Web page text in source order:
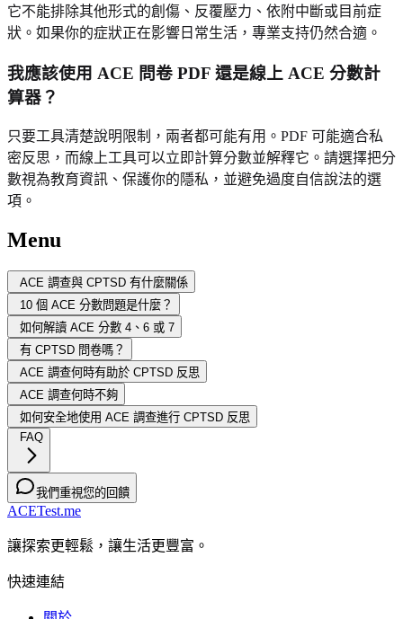
它不能排除其他形式的創傷、反覆壓力、依附中斷或目前症
狀。如果你的症狀正在影響日常生活，專業支持仍然合適。
我應該使用 ACE 問卷 PDF 還是線上 ACE 分數計
算器？
只要工具清楚說明限制，兩者都可能有用。PDF 可能適合私
密反思，而線上工具可以立即計算分數並解釋它。請選擇把分
數視為教育資訊、保護你的隱私，並避免過度自信說法的選
項。
Menu
ACE 調查與 CPTSD 有什麼關係
10 個 ACE 分數問題是什麼？
如何解讀 ACE 分數 4、6 或 7
有 CPTSD 問卷嗎？
ACE 調查何時有助於 CPTSD 反思
ACE 調查何時不夠
如何安全地使用 ACE 調查進行 CPTSD 反思
FAQ
我們重視您的回饋
ACETest.me
讓探索更輕鬆，讓生活更豐富。
快速連結